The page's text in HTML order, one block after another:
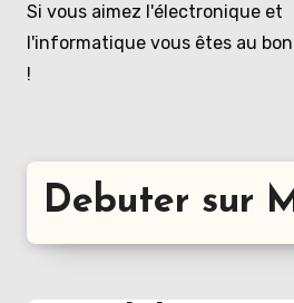
Si vous aimez l'électronique et
l'informatique vous êtes au
!
Debuter sur